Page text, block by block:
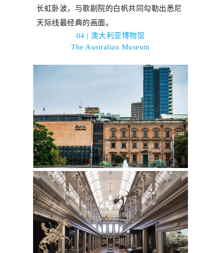
长虹卧波，与歌剧院的白帆共同勾勒出悉尼
天际线最经典的画面。
04 | 澳大利亚博物馆
The Australian Museum